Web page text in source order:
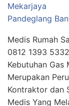
Medis Rumah
0812 1393
Kebutuhan Gas
Merupakan
Kontraktor dan
Medis Yang